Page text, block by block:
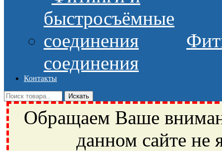
соединения
Контакты
Обращаем Ваше
данном сайте не